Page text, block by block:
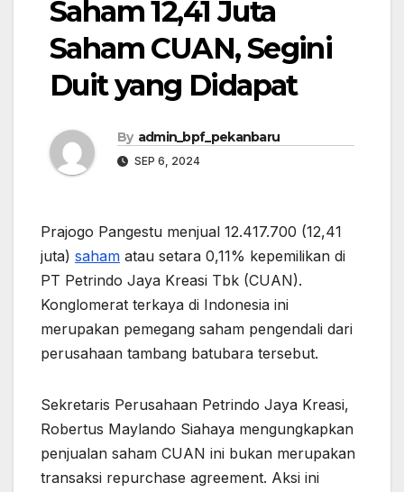
Saham 12,41 Juta
Saham CUAN, Segini
Duit yang Didapat
By admin_bpf_pekanbaru
SEP 6, 2024
Prajogo Pangestu menjual 12.417.700 (12,41
juta) saham atau setara 0,11% kepemilikan di
PT Petrindo Jaya Kreasi Tbk (CUAN).
Konglomerat terkaya di Indonesia ini
merupakan pemegang saham pengendali dari
perusahaan tambang batubara tersebut.
Sekretaris Perusahaan Petrindo Jaya Kreasi,
Robertus Maylando Siahaya mengungkapkan
penjualan saham CUAN ini bukan merupakan
transaksi repurchase agreement. Aksi ini